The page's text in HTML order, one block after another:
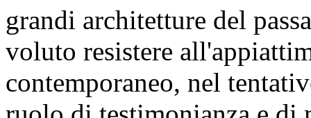
grandi architetture del
voluto resistere
contemporaneo, nel